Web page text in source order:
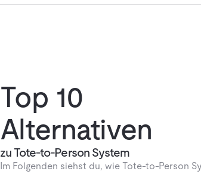
Top 10
Alternativen
zu Tote-to-Person System
Im Folgenden siehst du, wie Tote-to-Person